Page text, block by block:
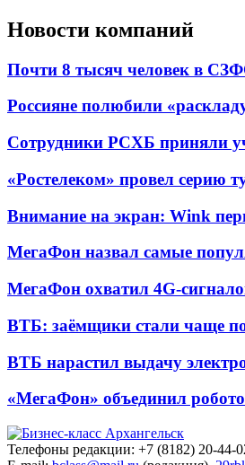
Новости компаний
Почти 8 тысяч человек в
Россияне полюбили
Сотрудники РСХБ приняли
«Ростелеком» провел серию
Внимание на экран: Wink
МегаФон назвал самые
МегаФон охватил 4G-
ВТБ: заёмщики стали чаще
ВТБ нарастил выдачу
«МегаФон» объединил
Телефоны редакции: +7 (8182) 20-44-